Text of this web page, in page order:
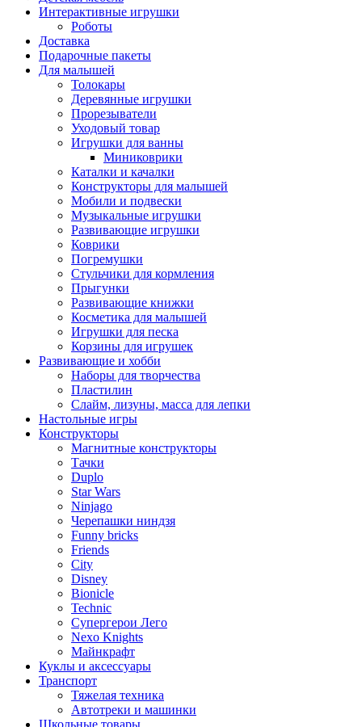
Интерактивные игрушки
Роботы
Доставка
Подарочные пакеты
Для малышей
Толокары
Деревянные игрушки
Прорезыватели
Уходовый товар
Игрушки для ванны
Миниковрики
Каталки и качалки
Конструкторы для малышей
Мобили и подвески
Музыкальные игрушки
Развивающие игрушки
Коврики
Погремушки
Стульчики для кормления
Прыгунки
Развивающие книжки
Косметика для малышей
Игрушки для песка
Корзины для игрушек
Развивающие и хобби
Наборы для творчества
Пластилин
Слайм, лизуны, масса для лепки
Настольные игры
Конструкторы
Магнитные конструкторы
Тачки
Duplo
Star Wars
Ninjago
Черепашки ниндзя
Funny bricks
Friends
City
Disney
Bionicle
Technic
Супергерои Лего
Nexo Knights
Майнкрафт
Куклы и аксессуары
Транспорт
Тяжелая техника
Автотреки и машинки
Школьные товары